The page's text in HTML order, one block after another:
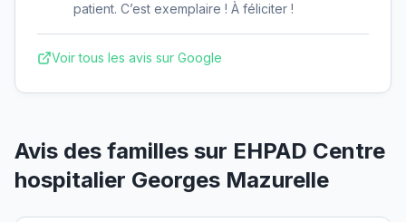
patient. C’est exemplaire ! À féliciter !
Voir tous les avis sur Google
Avis des familles sur EHPAD Centre
hospitalier Georges Mazurelle